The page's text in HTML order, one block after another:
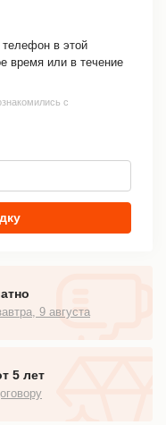
телефон в этой
время или в течение
с
9 августа
5 лет